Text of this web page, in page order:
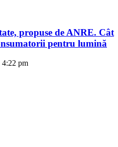
propuse de ANRE. Cât
pentru lumină
4:22 pm